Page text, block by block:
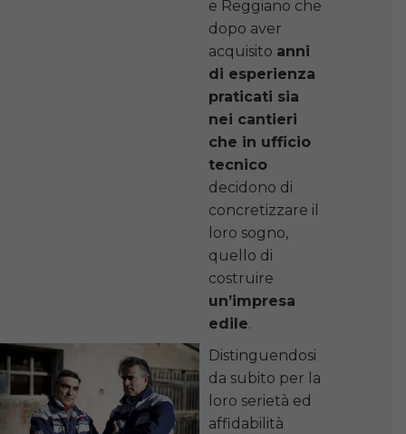
e Reggiano che
dopo aver
acquisito anni
di esperienza
praticati sia
nei cantieri
che in ufficio
tecnico
decidono di
concretizzare il
loro sogno,
quello di
costruire
un’impresa
edile.
Distinguendosi
da subito per la
loro serietà ed
affidabilità